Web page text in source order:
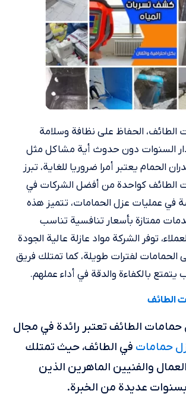
الحفاظ على نظافة وسلامة
السنوات دون حدوث أية مشاكل مثل
الحمام يعتبر أمرا ضروريا للغاية، تبرز
الطائف كواحدة من أفضل الشركات في
في عمليات عزل الحمامات، تتميز هذه
ممتازة بأسعار تنافسية تناسب
توفر الشركة مواد عازلة عالية الجودة
لفترات طويلة، كما تمتلك فريق
بالكفاءة والدقة في أداء عملهم.
الطائف
الطائف تعتبر رائدة في مجال
حمامات في الطائف، حيث تمتلك
والفنيين الماهرين الذين
عديدة من الخبرة.